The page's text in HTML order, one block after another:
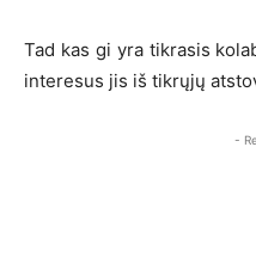
Tad kas gi yra tikrasis
interesus jis iš tikrųjų
-